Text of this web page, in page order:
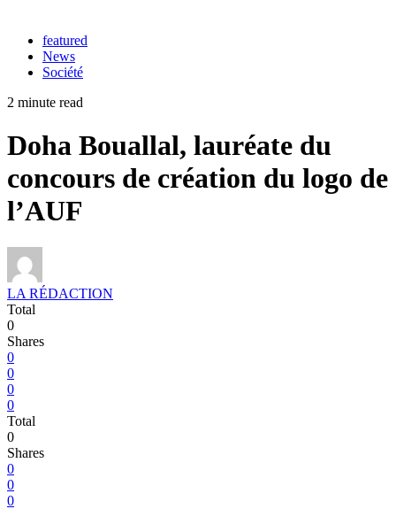
featured
News
Société
2 minute read
Doha Bouallal, lauréate du
concours de création du logo de
l’AUF
LA RÉDACTION
Total
0
Shares
0
0
0
0
Total
0
Shares
0
0
0